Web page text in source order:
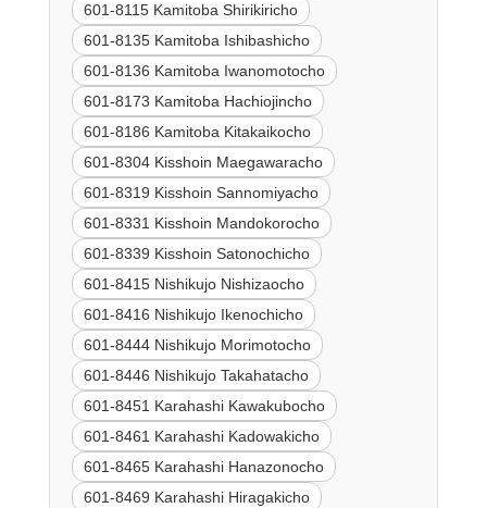
601-8115 Kamitoba Shirikiricho
601-8135 Kamitoba Ishibashicho
601-8136 Kamitoba Iwanomotocho
601-8173 Kamitoba Hachiojincho
601-8186 Kamitoba Kitakaikocho
601-8304 Kisshoin Maegawaracho
601-8319 Kisshoin Sannomiyacho
601-8331 Kisshoin Mandokorocho
601-8339 Kisshoin Satonochicho
601-8415 Nishikujo Nishizaocho
601-8416 Nishikujo Ikenochicho
601-8444 Nishikujo Morimotocho
601-8446 Nishikujo Takahatacho
601-8451 Karahashi Kawakubocho
601-8461 Karahashi Kadowakicho
601-8465 Karahashi Hanazonocho
601-8469 Karahashi Hiragakicho